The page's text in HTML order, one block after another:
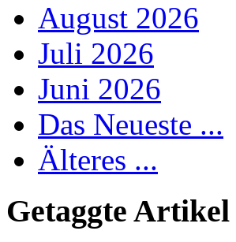
August 2026
Juli 2026
Juni 2026
Das Neueste ...
Älteres ...
Getaggte Artikel